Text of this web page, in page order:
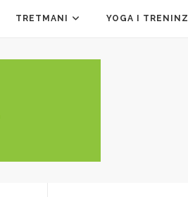
TRETMANI YOGA I TRENINZI